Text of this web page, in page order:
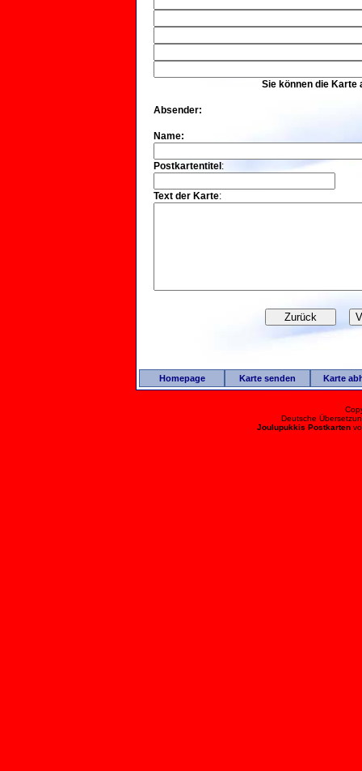
Sie können die Karte
Absender:
Name:
Postkartentitel :
Text der Karte:
Homepage Karte senden Karte
Deutsche
Joulupukkis Postkarten